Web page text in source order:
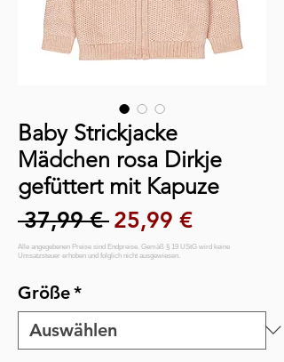
Baby Strickjacke
Mädchen rosa Dirkje
gefüttert mit Kapuze
37,99 € Standardpreis
25,99 €Sale-Preis
Größe*